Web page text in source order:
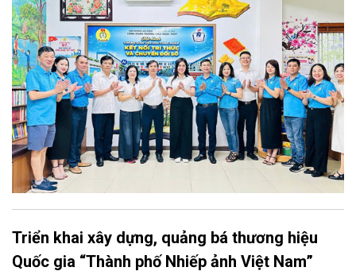
Triển khai xây dựng, quảng bá thương hiệu
Quốc gia “Thành phố Nhiếp ảnh Việt Nam”